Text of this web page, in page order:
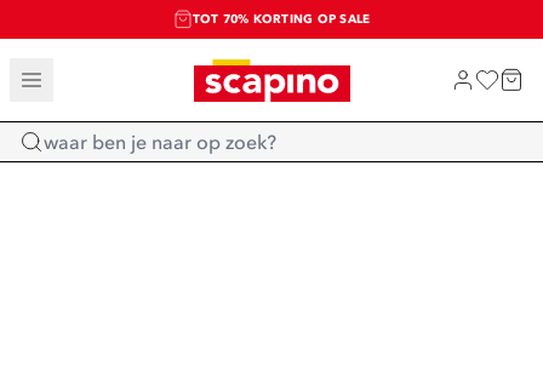
TOT 70% KORTING OP SALE
SALE: LAATSTE KANS!
SHOP NIEUW
Home